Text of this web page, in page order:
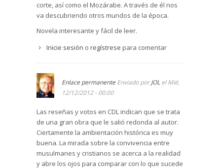
corte, así como el Mozárabe. A través de él nos
va descubriendo otros mundos de la época.
Novela interesante y fácil de leer.
Inicie sesión o regístrese para comentar
Enlace permanente Enviado porJOL el Mié,
12/12/2012 - 00:00
Las reseñas y votos en CDL indican que se trata
de una gran obra que le salió redonda al autor.
Ciertamente la ambientación histórica es muy
buena. La mirada sobre la convivencia entre
musulmanes y cristianos se acerca a la realidad
y abre los ojos para comparar con lo que sucede